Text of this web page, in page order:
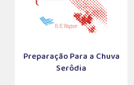
Preparação Para a Chuva
Serôdia